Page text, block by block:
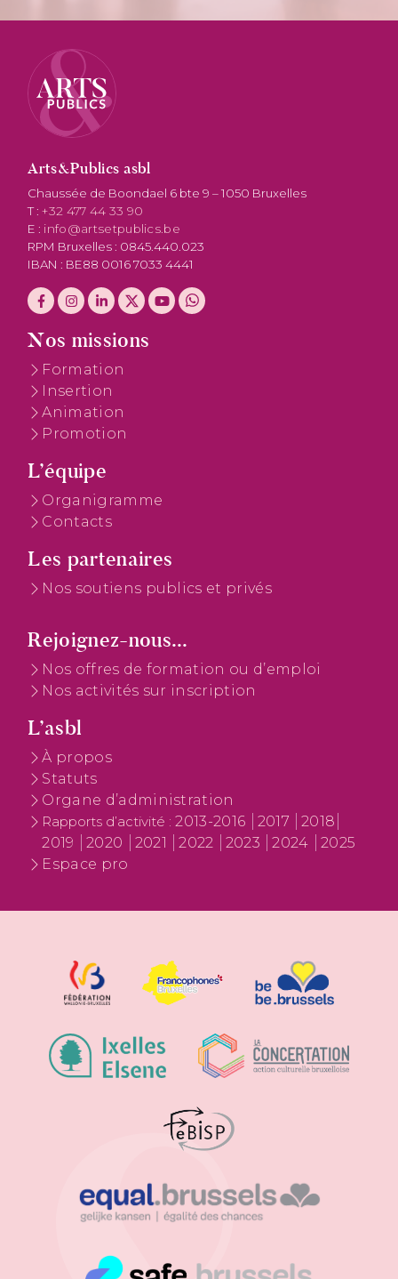
Arts&Publics asbl
Chaussée de Boondael 6 bte 9 – 1050 Bruxelles
T :+32 477 44 33 90
E : info@artsetpublics.be
RPM Bruxelles : 0845.440.023
IBAN : BE88 0016 7033 4441
Nos missions
Formation
Insertion
Animation
Promotion
L’équipe
Organigramme
Contacts
Les partenaires
Nos soutiens publics et privés
Rejoignez-nous...
Nos offres de formation ou d’emploi
Nos activités sur inscription
L’asbl
À propos
Statuts
Organe d’administration
Rapports d’activité :2013-2016 2017
2018
2019
2020 2021 2022 2023 2024
2025
Espace pro